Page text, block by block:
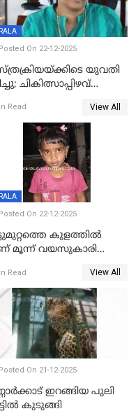
On 22-12-2025
യുവതി
ചികിത്സാപ്പിഴവ്
മാവേലിക്കരയിൽ
Read View All
Posted On 22-12-2025
കുളത്തിൽ
മൂന്ന് വയസുകാരി
Read View All
On 21-12-2025
ഇറങ്ങിയ പുലി
കുടുങ്ങി